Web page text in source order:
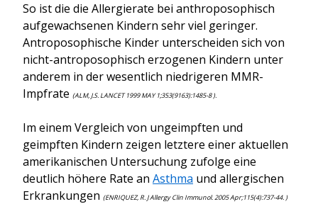
So ist die die Allergierate bei anthroposophisch
aufgewachsenen Kindern sehr viel geringer.
Antroposophische Kinder unterscheiden sich von
nicht-antroposophisch erzogenen Kindern unter
anderem in der wesentlich niedrigeren MMR-
Impfrate (ALM, J.S. LANCET 1999 MAY 1;353(9163):1485-8 ).
Im einem Vergleich von ungeimpften und
geimpften Kindern zeigen letztere einer aktuellen
amerikanischen Untersuchung zufolge eine
deutlich höhere Rate an Asthma und allergischen
Erkrankungen (ENRIQUEZ, R. J Allergy Clin Immunol. 2005 Apr;115(4):737-44. )